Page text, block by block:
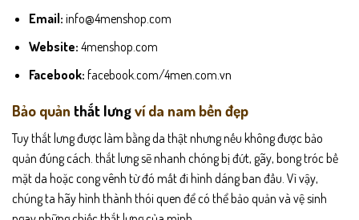
Email: info@4menshop.com
Website: 4menshop.com
Facebook: facebook.com/4men.com.vn
Bảo quản thắt lưngví da nam bền đẹp
Tuy thắt lưng được làm bằng da thật nhưng nếu không được bảo
quản đúng cách. thắt lưng sẽ nhanh chóng bị đứt, gãy, bong tróc bề
mặt da hoặc cong vênh từ đó mất đi hình dáng ban đầu. Vì vậy,
chúng ta hãy hình thành thói quen để có thể bảo quản và vệ sinh